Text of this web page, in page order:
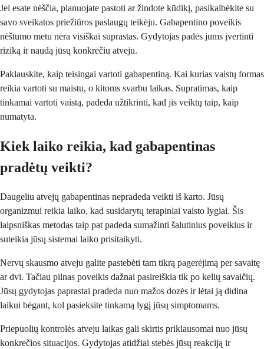
Jei esate nėščia, planuojate pastoti ar žindote kūdikį, pasikalbėkite su
savo sveikatos priežiūros paslaugų teikėju. Gabapentino poveikis
nėštumo metu nėra visiškai suprastas. Gydytojas padės jums įvertinti
riziką ir naudą jūsų konkrečiu atveju.
Paklauskite, kaip teisingai vartoti gabapentiną. Kai kurias vaistų formas
reikia vartoti su maistu, o kitoms svarbu laikas. Supratimas, kaip
tinkamai vartoti vaistą, padeda užtikrinti, kad jis veiktų taip, kaip
numatyta.
Kiek laiko reikia, kad gabapentinas
pradėtų veikti?
Daugeliu atvejų gabapentinas nepradeda veikti iš karto. Jūsų
organizmui reikia laiko, kad susidarytų terapiniai vaisto lygiai. Šis
laipsniškas metodas taip pat padeda sumažinti šalutinius poveikius ir
suteikia jūsų sistemai laiko prisitaikyti.
Nervų skausmo atveju galite pastebėti tam tikrą pagerėjimą per savaitę
ar dvi. Tačiau pilnas poveikis dažnai pasireiškia tik po kelių savaičių.
Jūsų gydytojas paprastai pradeda nuo mažos dozės ir lėtai ją didina
laikui bėgant, kol pasieksite tinkamą lygį jūsų simptomams.
Priepuolių kontrolės atveju laikas gali skirtis priklausomai nuo jūsų
konkrečios situacijos. Gydytojas atidžiai stebės jūsų reakciją ir